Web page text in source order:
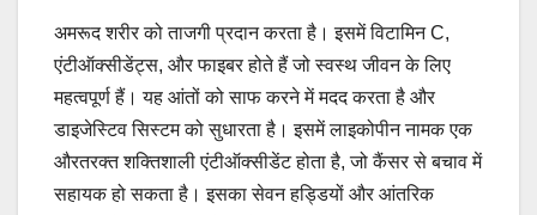
अमरूद शरीर को ताजगी प्रदान करता है। इसमें विटामिन C,
एंटीऑक्सीडेंट्स, और फाइबर होते हैं जो स्वस्थ जीवन के लिए
महत्वपूर्ण हैं। यह आंतों को साफ करने में मदद करता है और
डाइजेस्टिव सिस्टम को सुधारता है। इसमें लाइकोपीन नामक एक
औरतरक्त शक्तिशाली एंटीऑक्सीडेंट होता है, जो कैंसर से बचाव में
सहायक हो सकता है। इसका सेवन हड्डियों और आंतरिक